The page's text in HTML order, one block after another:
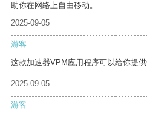
助你在网络上自由移动。
2025-09-05
游客
这款加速器VPM应用程序可以给你提
2025-09-05
游客